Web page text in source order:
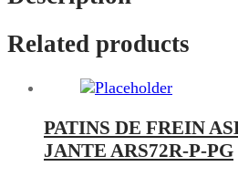
Related products
PATINS DE FREIN
JANTE ARS72R-P-PG